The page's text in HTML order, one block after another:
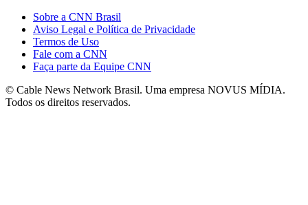
Sobre a CNN Brasil
Aviso Legal e Política de Privacidade
Termos de Uso
Fale com a CNN
Faça parte da Equipe CNN
© Cable News Network Brasil. Uma empresa NOVUS MÍDIA.
Todos os direitos reservados.